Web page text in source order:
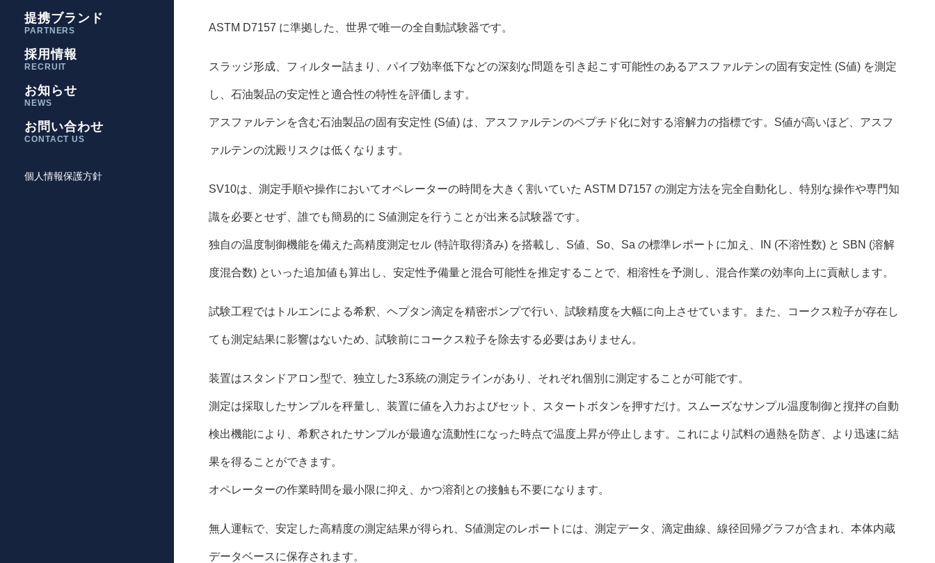
提携ブランド
PARTNERS
採用情報
RECRUIT
お知らせ
NEWS
お問い合わせ
CONTACT US
個人情報保護方針
ASTM D7157 に準拠した、世界で唯一の全自動試験器です。
スラッジ形成、フィルター詰まり、パイプ効率低下などの深刻な問題を引き起こす可能性のあるアスファルテンの固有安定性 (S値) を測定
し、石油製品の安定性と適合性の特性を評価します。
アスファルテンを含む石油製品の固有安定性 (S値) は、アスファルテンのペプチド化に対する溶解力の指標です。S値が高いほど、アスフ
ァルテンの沈殿リスクは低くなります。
SV10は、測定手順や操作においてオペレーターの時間を大きく割いていた ASTM D7157 の測定方法を完全自動化し、特別な操作や専門知
識を必要とせず、誰でも簡易的に S値測定を行うことが出来る試験器です。
独自の温度制御機能を備えた高精度測定セル (特許取得済み) を搭載し、S値、So、Sa の標準レポートに加え、IN (不溶性数) と SBN (溶解
度混合数) といった追加値も算出し、安定性予備量と混合可能性を推定することで、相溶性を予測し、混合作業の効率向上に貢献します。
試験工程ではトルエンによる希釈、ヘプタン滴定を精密ポンプで行い、試験精度を大幅に向上させています。また、コークス粒子が存在し
ても測定結果に影響はないため、試験前にコークス粒子を除去する必要はありません。
装置はスタンドアロン型で、独立した3系統の測定ラインがあり、それぞれ個別に測定することが可能です。
測定は採取したサンプルを秤量し、装置に値を入力およびセット、スタートボタンを押すだけ。スムーズなサンプル温度制御と撹拌の自動
検出機能により、希釈されたサンプルが最適な流動性になった時点で温度上昇が停止します。これにより試料の過熱を防ぎ、より迅速に結
果を得ることができます。
オペレーターの作業時間を最小限に抑え、かつ溶剤との接触も不要になります。
無人運転で、安定した高精度の測定結果が得られ、S値測定のレポートには、測定データ、滴定曲線、線径回帰グラフが含まれ、本体内蔵
データベースに保存されます。